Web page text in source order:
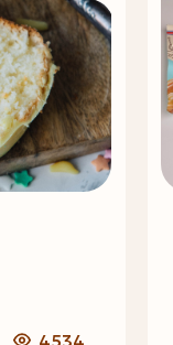
4534